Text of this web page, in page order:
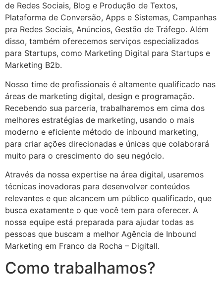
de Redes Sociais, Blog e Produção de Textos,
Plataforma de Conversão, Apps e Sistemas, Campanhas
pra Redes Sociais, Anúncios, Gestão de Tráfego. Além
disso, também oferecemos serviços especializados
para Startups, como Marketing Digital para Startups e
Marketing B2b.
Nosso time de profissionais é altamente qualificado nas
áreas de marketing digital, design e programação.
Recebendo sua parceria, trabalharemos em cima dos
melhores estratégias de marketing, usando o mais
moderno e eficiente método de inbound marketing,
para criar ações direcionadas e únicas que colaborará
muito para o crescimento do seu negócio.
Através da nossa expertise na área digital, usaremos
técnicas inovadoras para desenvolver conteúdos
relevantes e que alcancem um público qualificado, que
busca exatamente o que você tem para oferecer. A
nossa equipe está preparada para ajudar todas as
pessoas que buscam a melhor Agência de Inbound
Marketing em Franco da Rocha – Digitall.
Como trabalhamos?